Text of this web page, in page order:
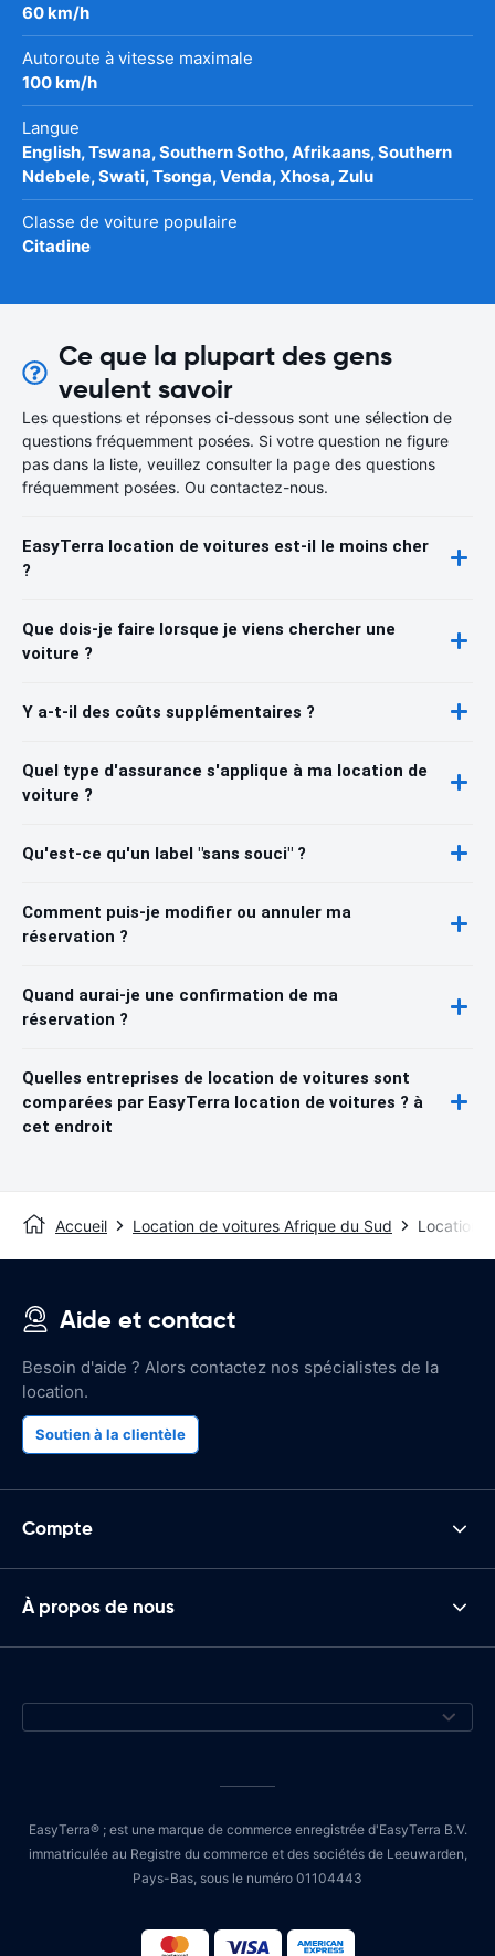
60 km/h
Autoroute à vitesse maximale
100 km/h
Langue
English, Tswana, Southern Sotho, Afrikaans, Southern
Ndebele, Swati, Tsonga, Venda, Xhosa, Zulu
Classe de voiture populaire
Citadine
Ce que la plupart des gens
veulent savoir
Les questions et réponses ci-dessous sont une sélection de
questions fréquemment posées. Si votre question ne figure
pas dans la liste, veuillez consulter la page des questions
fréquemment posées. Ou contactez-nous.
EasyTerra location de voitures est-il le moins cher
?
Que dois-je faire lorsque je viens chercher une
voiture ?
Y a-t-il des coûts supplémentaires ?
Quel type d'assurance s'applique à ma location de
voiture ?
Qu'est-ce qu'un label "sans souci" ?
Comment puis-je modifier ou annuler ma
réservation ?
Quand aurai-je une confirmation de ma
réservation ?
Quelles entreprises de location de voitures sont
comparées par EasyTerra location de voitures ? à
cet endroit
Accueil Location de voitures Afrique du Sud Location
Aide et contact
Besoin d'aide ? Alors contactez nos spécialistes de la
location.
Soutien à la clientèle
Compte
À propos de nous
EasyTerra® ; est une marque de commerce enregistrée d'EasyTerra B.V.
immatriculée au Registre du commerce et des sociétés de Leeuwarden,
Pays-Bas, sous le numéro 01104443